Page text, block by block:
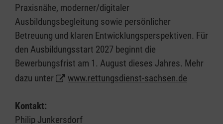
Praxisnähe, moderner/digitaler
Ausbildungsbegleitung sowie persönlicher
Betreuung und klaren Entwicklungsperspektiven. Für
den Ausbildungsstart 2027 beginnt die
Bewerbungsfrist am 1. August dieses Jahres. Mehr
dazu unter
www.rettungsdienst-sachsen.de
Kontakt:
Philip Junkersdorf